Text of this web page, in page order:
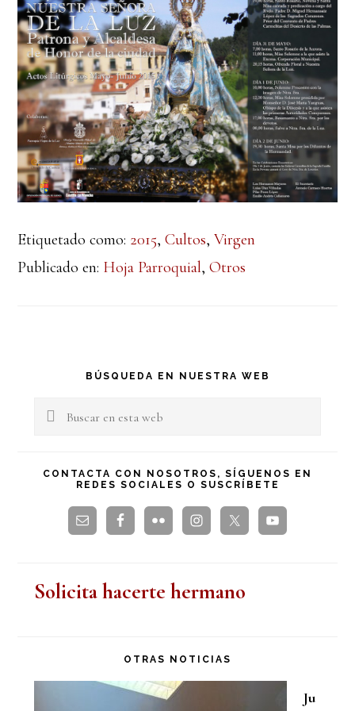
Etiquetado como: 2015,Cultos,Virgen
Publicado en: Hoja Parroquial,Otros
Barra
lateral
BÚSQUEDA EN NUESTRA WEB
Buscar
esta
CONTACTA CON NOSOTROS, SÍGUENOS EN
REDES SOCIALES O SUSCRÍBETE
Solicita hacerte hermano
OTRAS NOTICIAS
Ju